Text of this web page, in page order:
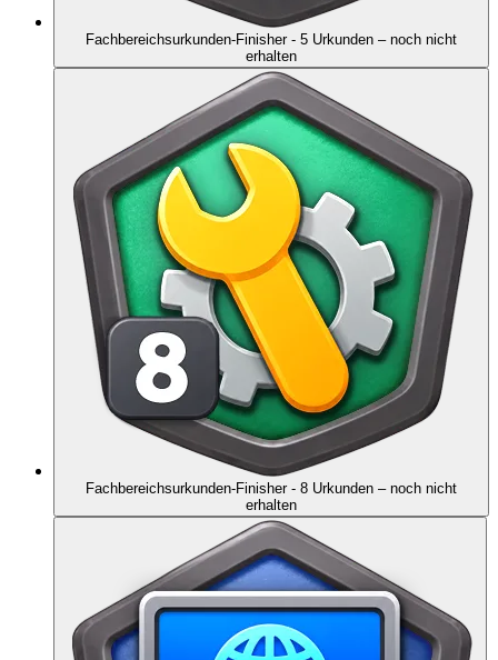
Fachbereichsurkunden-Finisher - 5 Urkunden – noch nicht
erhalten
Fachbereichsurkunden-Finisher - 8 Urkunden – noch nicht
erhalten